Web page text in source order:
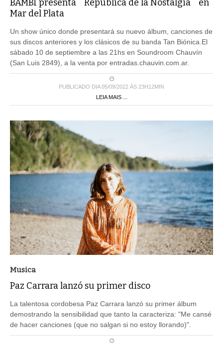
BAMBI presenta ´´República de la Nostalgia´´ en
Mar del Plata
Un show único donde presentará su nuevo álbum, canciones de
sus discos anteriores y los clásicos de su banda Tan Biónica.El
sábado 10 de septiembre a las 21hs en Soundroom Chauvín
(San Luis 2849), a la venta por entradas.chauvin.com.ar.
PUBLICADO DIA 05/09/2022 ÀS 23H12MIN
LEIA MAIS ...
Musica
Paz Carrara lanzó su primer disco
La talentosa cordobesa Paz Carrara lanzó su primer álbum
demostrando la sensibilidad que tanto la caracteriza: "Me cansé
de hacer canciones (que no salgan si no estoy llorando)".